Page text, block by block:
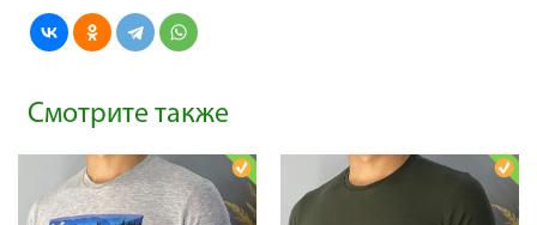
Смотрите также